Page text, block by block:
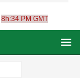
8h:34 PM GMT